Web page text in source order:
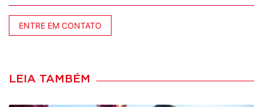
ENTRE EM CONTATO
LEIA TAMBÉM